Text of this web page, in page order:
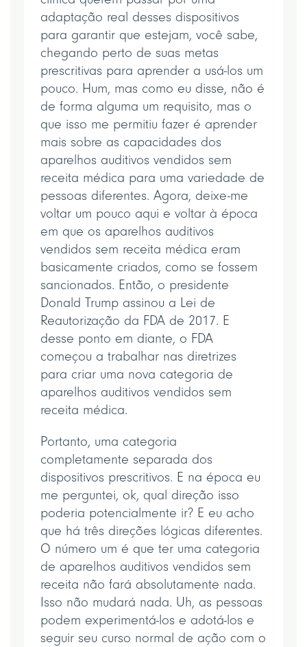
adaptação real desses dispositivos
para garantir que estejam, você sabe,
chegando perto de suas metas
prescritivas para aprender a usá-los um
pouco. Hum, mas como eu disse, não é
de forma alguma um requisito, mas o
que isso me permitiu fazer é aprender
mais sobre as capacidades dos
aparelhos auditivos vendidos sem
receita médica para uma variedade de
pessoas diferentes. Agora, deixe-me
voltar um pouco aqui e voltar à época
em que os aparelhos auditivos
vendidos sem receita médica eram
basicamente criados, como se fossem
sancionados. Então, o presidente
Donald Trump assinou a Lei de
Reautorização da FDA de 2017. E
desse ponto em diante, o FDA
começou a trabalhar nas diretrizes
para criar uma nova categoria de
aparelhos auditivos vendidos sem
receita médica.
Portanto, uma categoria
completamente separada dos
dispositivos prescritivos. E na época eu
me perguntei, ok, qual direção isso
poderia potencialmente ir? E eu acho
que há três direções lógicas diferentes.
O número um é que ter uma categoria
de aparelhos auditivos vendidos sem
receita não fará absolutamente nada.
Isso não mudará nada. Uh, as pessoas
podem experimentá-los e adotá-los e
seguir seu curso normal de ação com o